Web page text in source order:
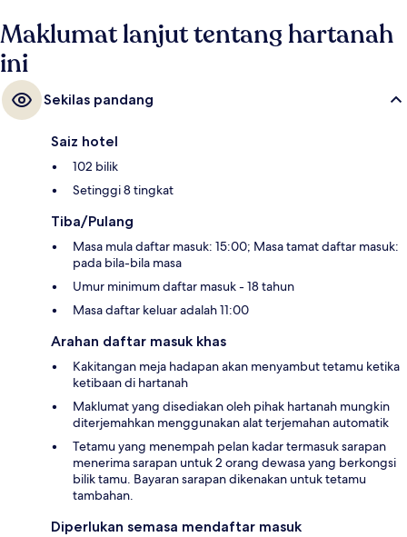
Maklumat lanjut tentang hartanah
ini
Sekilas pandang
Saiz hotel
102 bilik
Setinggi 8 tingkat
Tiba/Pulang
Masa mula daftar masuk: 15:00; Masa tamat daftar masuk:
pada bila-bila masa
Umur minimum daftar masuk - 18 tahun
Masa daftar keluar adalah 11:00
Arahan daftar masuk khas
Kakitangan meja hadapan akan menyambut tetamu ketika
ketibaan di hartanah
Maklumat yang disediakan oleh pihak hartanah mungkin
diterjemahkan menggunakan alat terjemahan automatik
Tetamu yang menempah pelan kadar termasuk sarapan
menerima sarapan untuk 2 orang dewasa yang berkongsi
bilik tamu. Bayaran sarapan dikenakan untuk tetamu
tambahan.
Diperlukan semasa mendaftar masuk